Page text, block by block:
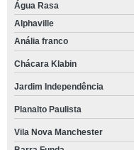
Água Rasa
Alphaville
Anália franco
Chácara Klabin
Jardim Independência
Planalto Paulista
Vila Nova Manchester